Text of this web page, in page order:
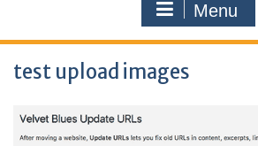
Menu
test upload images